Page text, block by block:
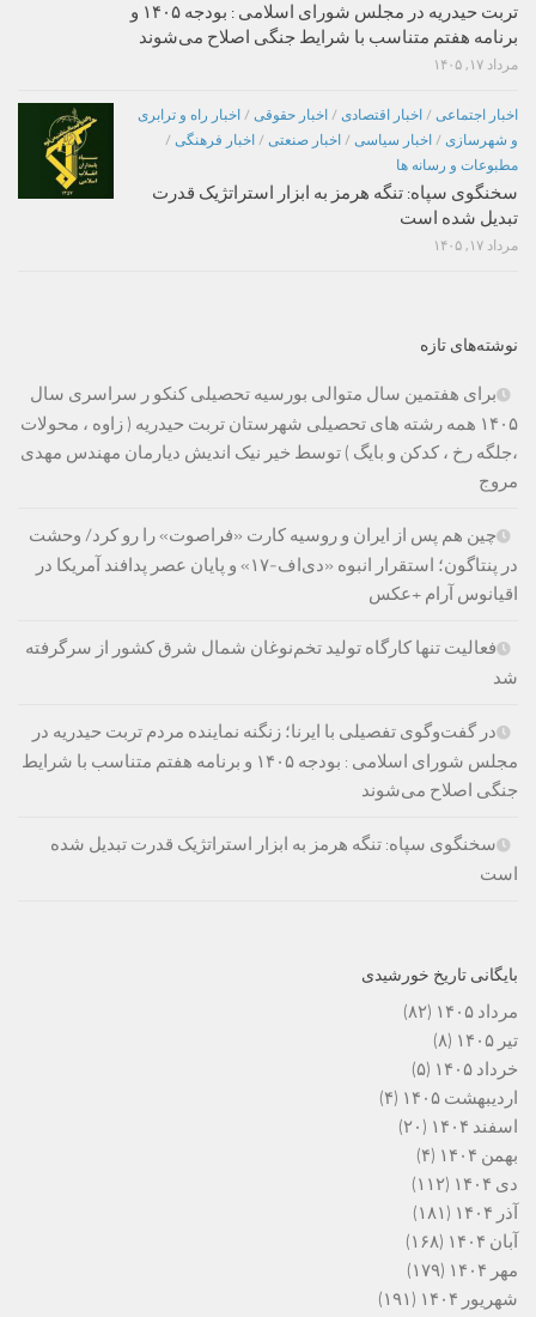
تربت حیدریه در مجلس شورای اسلامی : بودجه ۱۴۰۵ و
برنامه هفتم متناسب با شرایط جنگی اصلاح می‌شوند
مرداد ۱۷, ۱۴۰۵
اخبار اجتماعی / اخبار اقتصادی / اخبار حقوقی / اخبار راه و ترابری
و شهرسازی / اخبار سیاسی / اخبار صنعتی / اخبار فرهنگی /
مطبوعات و رسانه ها
سخنگوی سپاه: تنگه هرمز به ابزار استراتژیک قدرت
تبدیل شده است
مرداد ۱۷, ۱۴۰۵
نوشته‌های تازه
برای هفتمین سال متوالی بورسیه تحصیلی کنکو ر سراسری سال
۱۴۰۵ همه رشته های تحصیلی شهرستان تربت حیدریه ( زاوه ، محولات
،جلگه رخ ، کدکن و بایگ ) توسط خیر نیک اندیش دیارمان مهندس مهدی
مروج
چین هم پس از ایران و روسیه کارت «فراصوت» را رو کرد/ وحشت
در پنتاگون؛ استقرار انبوه «دی‌اف‑۱۷» و پایان عصر پدافند آمریکا در
اقیانوس آرام +عکس
فعالیت تنها کارگاه تولید تخم‌نوغان شمال شرق کشور از سرگرفته
شد
در گفت‌وگوی تفصیلی با ایرنا؛ زنگنه نماینده مردم تربت حیدریه در
مجلس شورای اسلامی : بودجه ۱۴۰۵ و برنامه هفتم متناسب با شرایط
جنگی اصلاح می‌شوند
سخنگوی سپاه: تنگه هرمز به ابزار استراتژیک قدرت تبدیل شده
است
بایگانی تاریخ خورشیدی
مرداد ۱۴۰۵
(۸۲)
تیر ۱۴۰۵
(۸)
خرداد ۱۴۰۵
(۵)
اردیبهشت ۱۴۰۵
(۴)
اسفند ۱۴۰۴
(۲۰)
بهمن ۱۴۰۴
(۴)
دی ۱۴۰۴
(۱۱۲)
آذر ۱۴۰۴
(۱۸۱)
آبان ۱۴۰۴
(۱۶۸)
مهر ۱۴۰۴
(۱۷۹)
شهریور ۱۴۰۴
(۱۹۱)